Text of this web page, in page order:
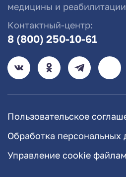
медицины и
Контактный-центр:
8 (800) 250-10-61
Пользовательское
Обработка персональных
Управление cookie